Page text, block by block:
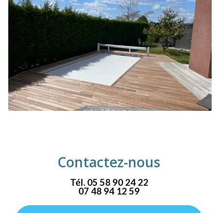
Contactez-nous
Tél. 05 58 90 24 22
07 48 94 12 59